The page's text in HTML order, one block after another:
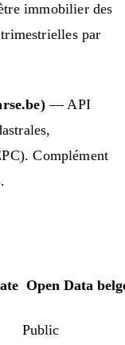
immobilier des
par
— API
Complément
Open Data
Public